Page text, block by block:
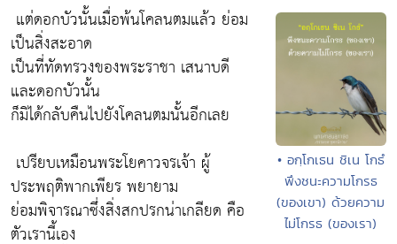
แต่ดอกบัวนั้นเมื่อพ้นโคลนตมแล้ว ย่อม
เป็นสิ่งสะอาด
เป็นที่ทัดทรวงของพระราชา เสนาบดี
และดอกบัวนั้น
ก็มิได้กลับคืนไปยังโคลนตมนั้นอีกเลย
เปรียบเหมือนพระโยคาวจรเจ้า ผู้
ประพฤติพากเพียร พยายาม
ย่อมพิจารณาซึ่งสิ่งสกปรกน่าเกลียด คือ
ตัวเรานี้เอง
• อกฺโกเธน ชิเน โกธํ
พึงชนะความโกรธ
(ของเขา) ด้วยความ
ไม่โกรธ (ของเรา)